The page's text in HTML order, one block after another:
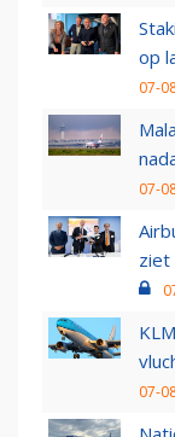
op
07-
07-
ziet
07-